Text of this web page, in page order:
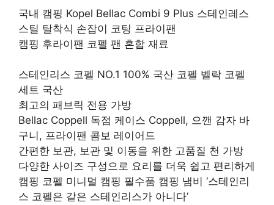
국내 캠핑 Kopel Bellac Combi 9 Plus 스테인레스
스틸 탈착식 손잡이 코팅 프라이팬
캠핑 후라이팬 코펠 팬 혼합 재료
스테인리스 코펠 NO.1 100% 국산 코펠 벨락 코펠
세트 국산
최고의 패브릭 전용 가방
Bellac Coppell 독점 케이스 Coppell, 으깬 감자 바
구니, 프라이팬 콤보 레이어드
간편한 보관, 보관 및 이동을 위한 고품질 천 가방
다양한 사이즈 구성으로 요리를 더욱 쉽고 편리하게
캠핑 코펠 미니멀 캠핑 필수품 캠핑 냄비 ‘스테인리
스 코펠은 같은 스테인리스가 아니다’